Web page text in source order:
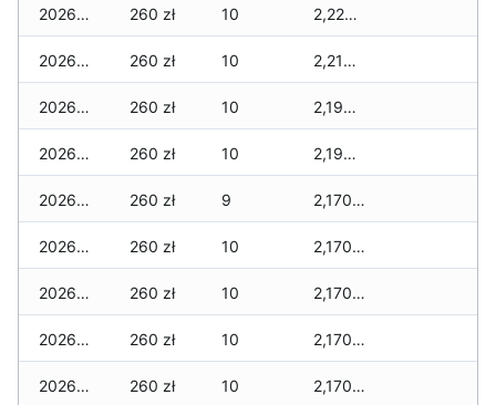
2026-03-10 260 zł 10 2,225 zł
2026-03-09 260 zł 10 2,210 zł
2026-03-08 260 zł 10 2,195 zł
2026-03-07 260 zł 10 2,195 zł
2026-03-06 260 zł 9 2,170 zł
2026-03-05 260 zł 10 2,170 zł
2026-03-04 260 zł 10 2,170 zł
2026-03-03 260 zł 10 2,170 zł
2026-03-02 260 zł 10 2,170 zł